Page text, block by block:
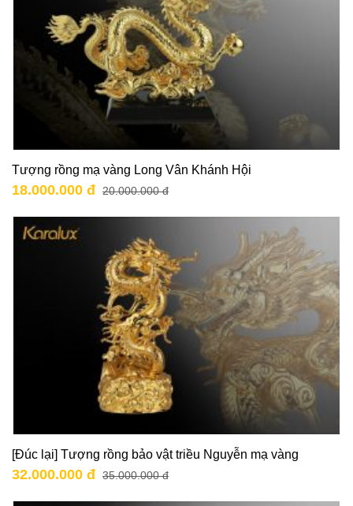
Tượng rồng mạ vàng Long Vân Khánh Hội
18.000.000 đ 20.000.000 đ
[Đúc lại] Tượng rồng bảo vật triều Nguyễn mạ vàng
32.000.000 đ 35.000.000 đ